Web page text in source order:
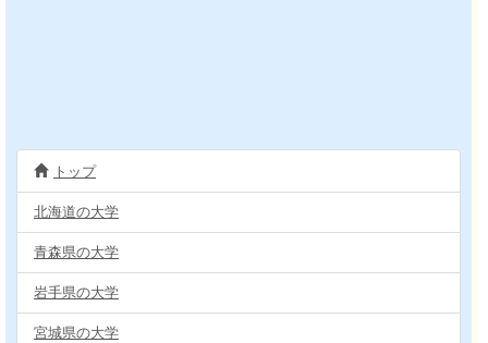
トップ
北海道の大学
青森県の大学
岩手県の大学
宮城県の大学